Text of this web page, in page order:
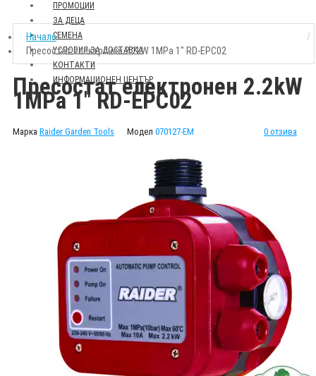
ПРОМОЦИИ
ЗА ДЕЦА
СЕМЕНА
УСЛОВИЯ ЗА ДОСТАВКА
КОНТАКТИ
ИНФОРМАЦИОНЕН ЦЕНТЪР
Начало
Пресостат електронен 2.2kW 1MPa 1" RD-EPC02
Пресостат електронен 2.2kW
1MPa 1" RD-EPC02
Марка Raider Garden Tools Модел 070127-EM 0 отзива